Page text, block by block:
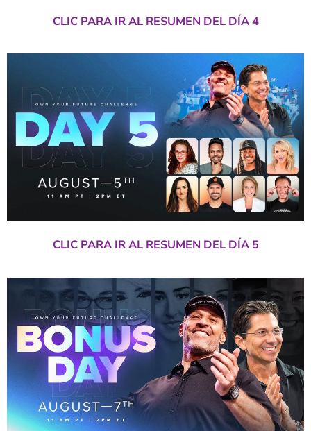
CLIC PARA IR AL RESUMEN DEL DÍA 4
CLIC PARA IR AL RESUMEN DEL DÍA 5